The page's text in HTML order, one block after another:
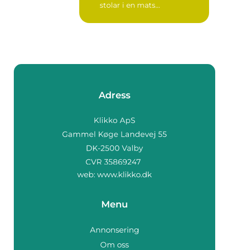
stolar i en mats...
Adress
web: www.klikko.dk
Menu
Annonsering
Om oss